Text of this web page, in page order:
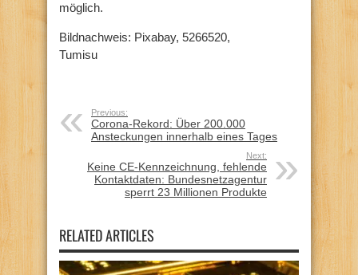
möglich.
Bildnachweis: Pixabay, 5266520,
Tumisu
Previous:
Corona-Rekord: Über 200.000
Ansteckungen innerhalb eines Tages
Next:
Keine CE-Kennzeichnung, fehlende
Kontaktdaten: Bundesnetzagentur
sperrt 23 Millionen Produkte
RELATED ARTICLES